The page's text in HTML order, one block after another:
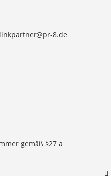
linkpartner@pr-8.de
gemäß §27 a